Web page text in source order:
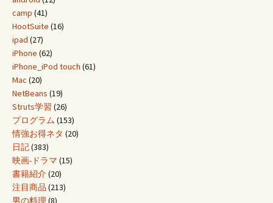
camp (41)
HootSuite (16)
ipad (27)
iPhone (62)
iPhone_iPod touch (61)
Mac (20)
NetBeans (19)
Struts学習 (26)
プログラム (153)
情強お得ネタ (20)
日記(383)
映画-ドラマ (15)
書籍紹介(20)
注目商品 (213)
男の料理 (8)